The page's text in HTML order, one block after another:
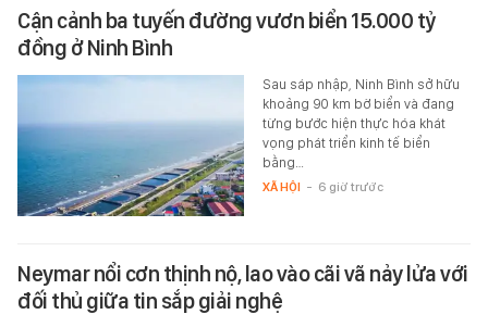
Cận cảnh ba tuyến đường vươn biển 15.000 tỷ
đồng ở Ninh Bình
Sau sáp nhập, Ninh Bình sở hữu
khoảng 90 km bờ biển và đang
từng bước hiện thực hóa khát
vọng phát triển kinh tế biển
bằng…
XÃ HỘI - 6 giờ trước
Neymar nổi cơn thịnh nộ, lao vào cãi vã nảy lửa với
đối thủ giữa tin sắp giải nghệ